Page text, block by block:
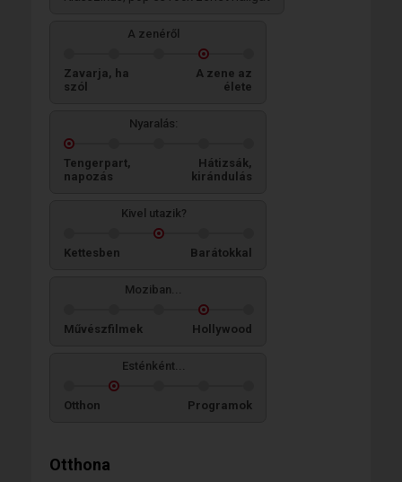
A zenéről
Zavarja, ha
szól
A zene az
élete
Nyaralás:
Tengerpart,
napozás
Hátizsák,
kirándulás
Kivel utazik?
Kettesben Barátokkal
Moziban...
Művészfilmek Hollywood
Esténként...
Otthon Programok
Otthona